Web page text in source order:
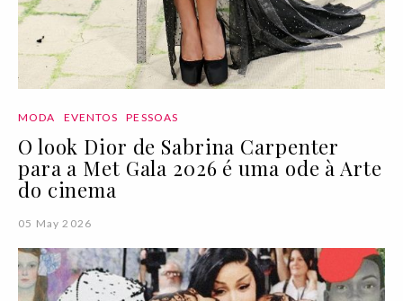
MODA EVENTOS PESSOAS
O look Dior de Sabrina Carpenter
para a Met Gala 2026 é uma ode à Arte
do cinema
05 May 2026